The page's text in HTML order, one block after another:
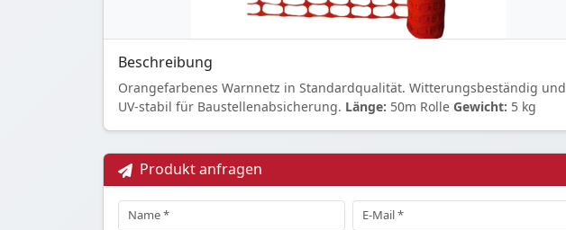
Beschreibung
Orangefarbenes Warnnetz in Standardqualität. Witterungsbeständig und
UV-stabil für Baustellenabsicherung. Länge: 50m Rolle Gewicht: 5 kg
Produkt anfragen